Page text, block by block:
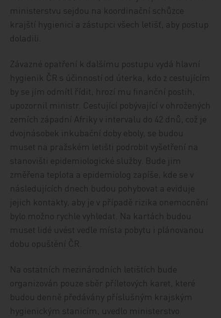
ministerstvu sejdou na koordinační schůzce
krajští hygienici a zástupci všech letišť, aby postup
doladili.
Závazné opatření k dalšímu postupu vydá hlavní
hygienik ČR s účinností od úterka, kdo z cestujícím
by se jím odmítl řídit, hrozí mu finanční postih,
upozornil ministr. Cestující pobývající v ohrožených
zemích západní Afriky v intervalu do 42 dnů, což je
dvojnásobek inkubační doby eboly, se budou
muset na pražském letišti podrobit vyšetření na
stanovišti epidemiologické služby. Bude jim
změřena teplota a epidemiolog zapíše, kde se v
následujících dnech budou pohybovat a eviduje
jejich kontakty, aby je v případě rizika onemocnění
bylo možno rychle vyhledat. Na kartách budou
muset lidé uvést vedle místa pobytu i plánovanou
dobu opuštění ČR.
Na ostatních mezinárodních letištích bude
organizován pouze sběr příletových karet, které
budou denně předávány příslušným krajským
hygienickým stanicím, uvedlo ministerstvo